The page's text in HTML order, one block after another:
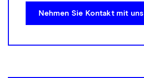
Nehmen Sie Kontakt mit